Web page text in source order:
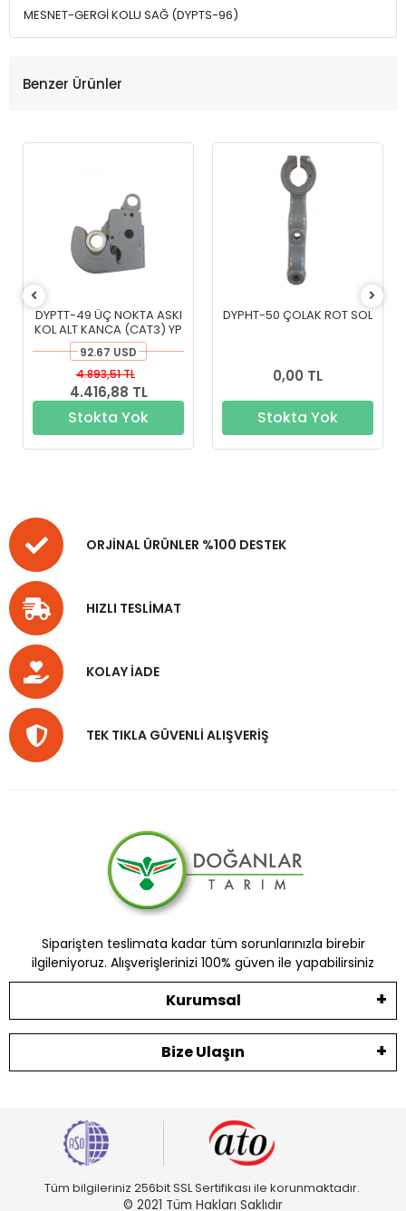
MESNET-GERGİ KOLU SAĞ (DYPTS-96)
Benzer Ürünler
DYPTT-49 ÜÇ NOKTA ASKI
KOL ALT KANCA (CAT3) YP
92.67 USD
4.416,88 TL
4.893,51 TL
Stokta Yok
DYPHT-50 ÇOLAK ROT SOL
0,00 TL
Stokta Yok
ORJİNAL ÜRÜNLER %100 DESTEK
HIZLI TESLİMAT
KOLAY İADE
TEK TIKLA GÜVENLİ ALIŞVERİŞ
Siparişten teslimata kadar tüm sorunlarınızla birebir
ilgileniyoruz. Alışverişlerinizi 100% güven ile yapabilirsiniz
Kurumsal
Bize Ulaşın
Tüm bilgileriniz 256bit SSL Sertifikası ile korunmaktadır.
© 2021 Tüm Hakları Saklıdır